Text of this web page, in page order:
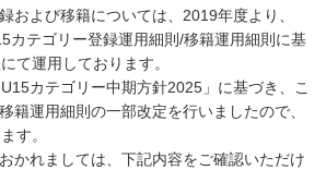
および移籍については、2019年度より、
カテゴリー登録運用細則/移籍運用細則に基
て運用しております。
カテゴリー中期方針2025」に基づき、こ
籍運用細則の一部改定を行いましたので、
す。
かれましては、下記内容をご確認いただけ